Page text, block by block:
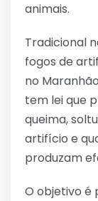
animais.
Tradicional
fogos de
no
tem lei que
queima,
artifício e
produzam
O objetivo é